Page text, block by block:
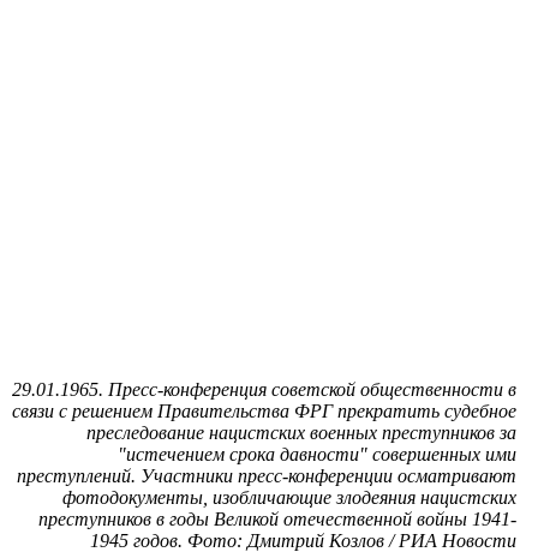
29.01.1965. Пресс-конференция советской общественности в
связи с решением Правительства ФРГ прекратить судебное
преследование нацистских военных преступников за
"истечением срока давности" совершенных ими
преступлений. Участники пресс-конференции осматривают
фотодокументы, изобличающие злодеяния нацистских
преступников в годы Великой отечественной войны 1941-
1945 годов. Фото: Дмитрий Козлов / РИА Новости